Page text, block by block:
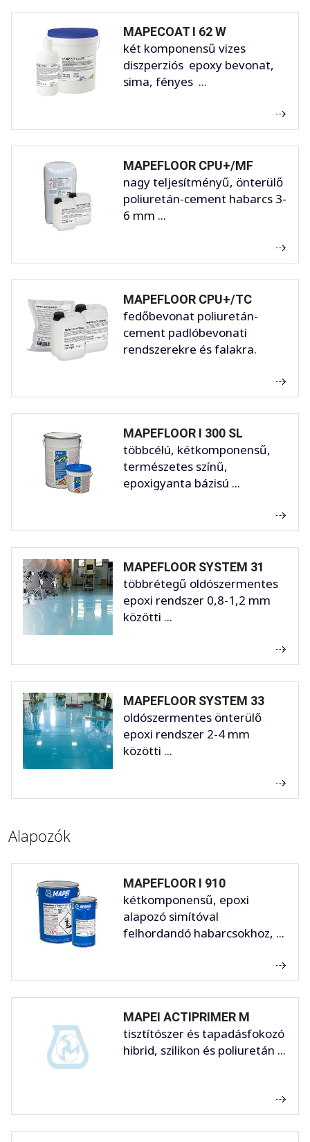
MAPECOAT I 62 W
két komponensű vizes
diszperziós epoxy bevonat,
sima, fényes ...
MAPEFLOOR CPU+/MF
nagy teljesítményű, önterülő
poliuretán-cement habarcs 3-
6 mm ...
MAPEFLOOR CPU+/TC
fedőbevonat poliuretán-
cement padlóbevonati
rendszerekre és falakra.
MAPEFLOOR I 300 SL
többcélú, kétkomponensű,
természetes színű,
epoxigyanta bázisú ...
MAPEFLOOR SYSTEM 31
többrétegű oldószermentes
epoxi rendszer 0,8-1,2 mm
közötti ...
MAPEFLOOR SYSTEM 33
oldószermentes önterülő
epoxi rendszer 2-4 mm
közötti ...
Alapozók
MAPEFLOOR I 910
kétkomponensű, epoxi
alapozó simítóval
felhordandó habarcsokhoz, ...
MAPEI ACTIPRIMER M
tisztítószer és tapadásfokozó
hibrid, szilikon és poliuretán ...